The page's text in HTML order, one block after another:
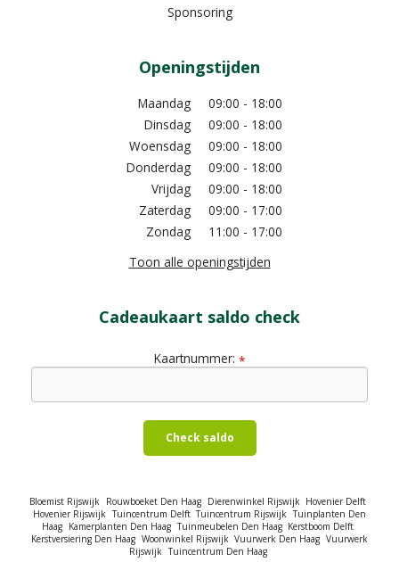
Sponsoring
Openingstijden
Maandag
09:00 - 18:00
Dinsdag
09:00 - 18:00
Woensdag
09:00 - 18:00
Donderdag
09:00 - 18:00
Vrijdag
09:00 - 18:00
Zaterdag
09:00 - 17:00
Zondag
11:00 - 17:00
Toon alle openingstijden
Cadeaukaart saldo check
Kaartnummer: *
Check saldo
Bloemist Rijswijk Rouwboeket Den Haag Dierenwinkel Rijswijk Hovenier Delft
Hovenier Rijswijk Tuincentrum Delft Tuincentrum Rijswijk Tuinplanten Den
Haag Kamerplanten Den Haag Tuinmeubelen Den Haag Kerstboom Delft
Kerstversiering Den Haag Woonwinkel Rijswijk Vuurwerk Den Haag Vuurwerk
Rijswijk Tuincentrum Den Haag